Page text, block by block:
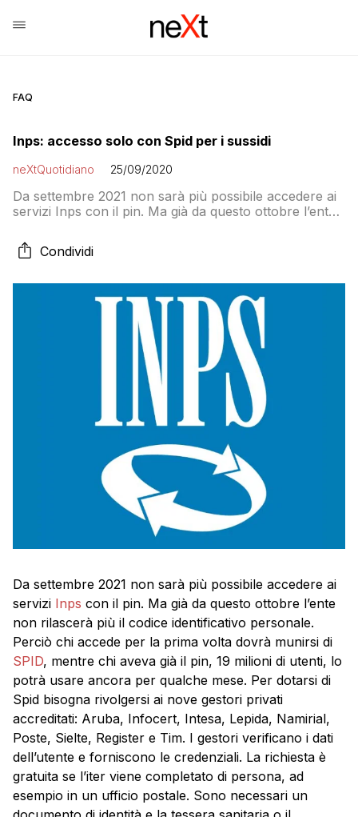
FAQ
Inps: accesso solo con Spid per i sussidi
neXtQuotidiano 25/09/2020
Da settembre 2021 non sarà più possibile accedere ai
servizi Inps con il pin. Ma già da questo ottobre l’ente
Perciò chi accede per la prima volta dovrà munirsi di
SPID, mentre chi aveva già il pin, 19 milioni di utenti,
Condividi
Da settembre 2021 non sarà più possibile accedere ai
servizi Inps con il pin. Ma già da questo ottobre l’ente
non rilascerà più il codice identificativo personale.
Perciò chi accede per la prima volta dovrà munirsi di
SPID, mentre chi aveva già il pin, 19 milioni di utenti, lo
potrà usare ancora per qualche mese. Per dotarsi di
Spid bisogna rivolgersi ai nove gestori privati
accreditati: Aruba, Infocert, Intesa, Lepida, Namirial,
Poste, Sielte, Register e Tim. I gestori verificano i dati
dell’utente e forniscono le credenziali. La richiesta è
gratuita se l’iter viene completato di persona, ad
esempio in un ufficio postale. Sono necessari un